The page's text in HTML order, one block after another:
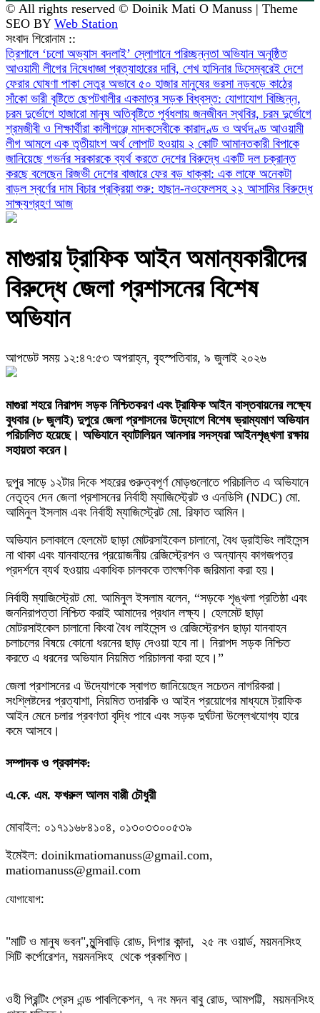
© All rights reserved © Doinik Mati O Manuss | Theme
SEO BY Web Station
সংবাদ শিরোনাম ::
‎ত্রিশালে ‘চলো অভ্যাস বদলাই’ স্লোগানে পরিচ্ছন্নতা অভিযান অনুষ্ঠিত
আওয়ামী লীগের নিষেধাজ্ঞা প্রত্যাহারের দাবি, শেখ হাসিনার ডিসেম্বরেই দেশে
ফেরার ঘোষণা পাকা সেতুর অভাবে ৫০ হাজার মানুষের ভরসা নড়বড়ে কাঠের
সাঁকো ভারী বৃষ্টিতে ছেপটখালীর একমাত্র সড়ক বিধ্বস্ত: যোগাযোগ বিচ্ছিন্ন,
চরম দুর্ভোগে হাজারো মানুষ অতিবৃষ্টিতে পূর্বধলায় জনজীবন স্থবির, চরম দুর্ভোগে
শ্রমজীবী ও শিক্ষার্থীরা কালীগঞ্জে মাদকসেবীকে কারাদণ্ড ও অর্থদণ্ড আওয়ামী
লীগ আমলে এক তৃতীয়াংশ অর্থ লোপাট হওয়ায় ২ কোটি আমানতকারী বিপাকে
জানিয়েছে গভর্নর সরকারকে ব্যর্থ করতে দেশের বিরুদ্ধে একটি দল চক্রান্ত
করছে বলেছেন রিজভী দেশের বাজারে ফের বড় ধাক্কা: এক লাফে অনেকটা
বাড়ল স্বর্ণের দাম বিচার প্রক্রিয়া শুরু: হাছান-নওফেলসহ ২২ আসামির বিরুদ্ধে
সাক্ষ্যগ্রহণ আজ
মাগুরায় ট্রাফিক আইন অমান্যকারীদের
বিরুদ্ধে জেলা প্রশাসনের বিশেষ
অভিযান
আপডেট সময় ১২:৪৭:৫৩ অপরাহ্ন, বৃহস্পতিবার, ৯ জুলাই ২০২৬
মাগুরা শহরে নিরাপদ সড়ক নিশ্চিতকরণ এবং ট্রাফিক আইন বাস্তবায়নের লক্ষ্যে
বুধবার (৮ জুলাই) দুপুরে জেলা প্রশাসনের উদ্যোগে বিশেষ ভ্রাম্যমাণ অভিযান
পরিচালিত হয়েছে। অভিযানে ব্যাটালিয়ন আনসার সদস্যরা আইনশৃঙ্খলা রক্ষায়
সহায়তা করেন।
দুপুর সাড়ে ১২টার দিকে শহরের গুরুত্বপূর্ণ মোড়গুলোতে পরিচালিত এ অভিযানে
নেতৃত্ব দেন জেলা প্রশাসনের নির্বাহী ম্যাজিস্ট্রেট ও এনডিসি (NDC) মো.
আমিনুল ইসলাম এবং নির্বাহী ম্যাজিস্ট্রেট মো. রিফাত আমিন।
অভিযান চলাকালে হেলমেট ছাড়া মোটরসাইকেল চালানো, বৈধ ড্রাইভিং লাইসেন্স
না থাকা এবং যানবাহনের প্রয়োজনীয় রেজিস্ট্রেশন ও অন্যান্য কাগজপত্র
প্রদর্শনে ব্যর্থ হওয়ায় একাধিক চালককে তাৎক্ষণিক জরিমানা করা হয়।
নির্বাহী ম্যাজিস্ট্রেট মো. আমিনুল ইসলাম বলেন, “সড়কে শৃঙ্খলা প্রতিষ্ঠা এবং
জননিরাপত্তা নিশ্চিত করাই আমাদের প্রধান লক্ষ্য। হেলমেট ছাড়া
মোটরসাইকেল চালানো কিংবা বৈধ লাইসেন্স ও রেজিস্ট্রেশন ছাড়া যানবাহন
চলাচলের বিষয়ে কোনো ধরনের ছাড় দেওয়া হবে না। নিরাপদ সড়ক নিশ্চিত
করতে এ ধরনের অভিযান নিয়মিত পরিচালনা করা হবে।”
জেলা প্রশাসনের এ উদ্যোগকে স্বাগত জানিয়েছেন সচেতন নাগরিকরা।
সংশ্লিষ্টদের প্রত্যাশা, নিয়মিত তদারকি ও আইন প্রয়োগের মাধ্যমে ট্রাফিক
আইন মেনে চলার প্রবণতা বৃদ্ধি পাবে এবং সড়ক দুর্ঘটনা উল্লেখযোগ্য হারে
কমে আসবে।
সম্পাদক ও প্রকাশক:
এ.কে. এম. ফখরুল আলম বাপ্পী চৌধুরী
মোবাইল: ০১৭১১৬৮৪১০৪, ০১৩০৩৩০০৫৩৯
ইমেইল: doinikmatiomanuss@gmail.com,
matiomanuss@gmail.com
যোগাযোগ:
"মাটি ও মানুষ ভবন",মুন্সিবাড়ি রোড, দিগার কান্দা, ২৫ নং ওয়ার্ড, ময়মনসিংহ
সিটি কর্পোরেশন, ময়মনসিংহ থেকে প্রকাশিত।
ওহী প্রিন্টিং প্রেস এন্ড পাবলিকেশন, ৭ নং মদন বাবু রোড, আমপট্টি, ময়মনসিংহ